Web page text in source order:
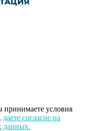
принимаете условия
даете согласие на
данных.